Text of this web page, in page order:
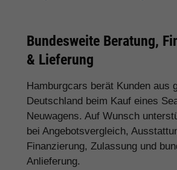
Bundesweite Beratung,
& Lieferung
Hamburgcars berät Kunden aus
Deutschland beim Kauf eines
Neuwagens. Auf Wunsch
bei Angebotsvergleich,
Finanzierung, Zulassung und
Anlieferung.